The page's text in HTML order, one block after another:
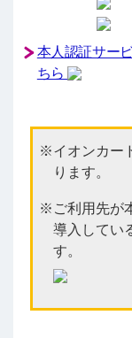
本人認証サー
ちら
イオンカー
ります。
ご利用先が
導入してい
す。